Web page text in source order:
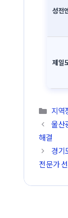
성전
제일
카테
지역
울산
해결
경기
전문가